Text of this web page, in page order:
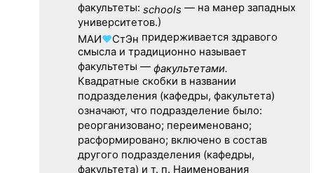
факультеты: schools — на манер западных
университетов.)
МАИ♥СтЭн придерживается здравого
смысла и традиционно называет
факультеты — факультетами.
Квадратные скобки в названии
подразделения (кафедры, факультета)
означают, что подразделение было:
реорганизовано; переименовано;
расформировано; включено в состав
другого подразделения (кафедры,